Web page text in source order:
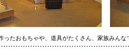
ったおもちゃや、道具がたくさん、家族みんな